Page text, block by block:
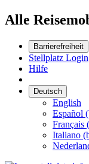
Alle
Barrierefreiheit
Stellplatz Login
Hilfe
Deutsch
English
Español
Français
Italiano